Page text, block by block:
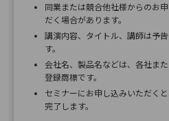
同業または競合他社様からのお
だく場合があります。
講演内容、タイトル、講師は予
す。
会社名、製品名などは、各社ま
登録商標です。
セミナーにお申し込みいただく
完了します。